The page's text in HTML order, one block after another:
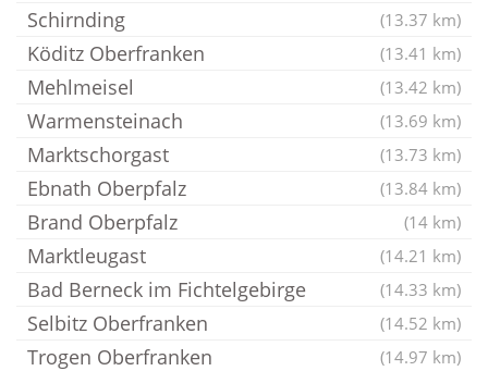
Schirnding (13.37 km)
Köditz Oberfranken (13.41 km)
Mehlmeisel (13.42 km)
Warmensteinach (13.69 km)
Marktschorgast (13.73 km)
Ebnath Oberpfalz (13.84 km)
Brand Oberpfalz (14 km)
Marktleugast (14.21 km)
Bad Berneck im Fichtelgebirge (14.33 km)
Selbitz Oberfranken (14.52 km)
Trogen Oberfranken (14.97 km)